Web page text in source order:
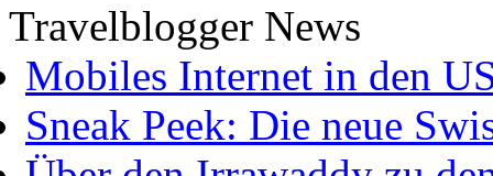
Travelblogger News
Mobiles Internet in den
Sneak Peek: Die neue